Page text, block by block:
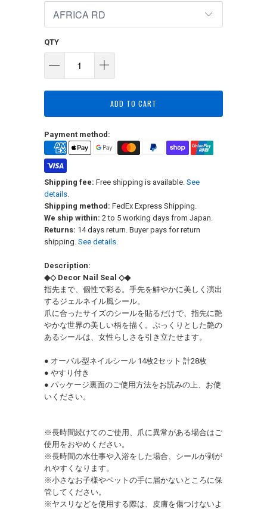
QTY
ADD TO CART
Payment method:
Shipping fee: Free shipping is available. See
details
Shipping method: FedEx Express Shipping.
We ship within: 2 to 5 working days from Japan.
Returns: 14 days return. Buyer pays for return
shipping. See details
Description:
◆◇ Decor Nail Seal ◇◆
指先まで、個性で彩る。手先を鮮やかに美しく演出
するジェルネイル風シール。
爪に合ったサイズのシールを貼るだけで、指先に艶
やかな世界の美しい柄を描く。ぷっくりとした艶の
あるシールは、女性らしさを引き立たせます。
● オーバル型ネイルシール 14枚2セット 計28枚
● やすり付き
● パッケージ裏面のご使用方法をお読みの上、お使
いください。
※長時間続けてのご使用、爪に異常がある場合はご
使用をおやめください。
※長時間の水仕事や入浴をした場合、シールが剥が
れやすくなります。
※小さなお子様やペットの手に届かないところに保
管してください。
※ヤスリなどを使用する際は、皮膚を傷つけないよ